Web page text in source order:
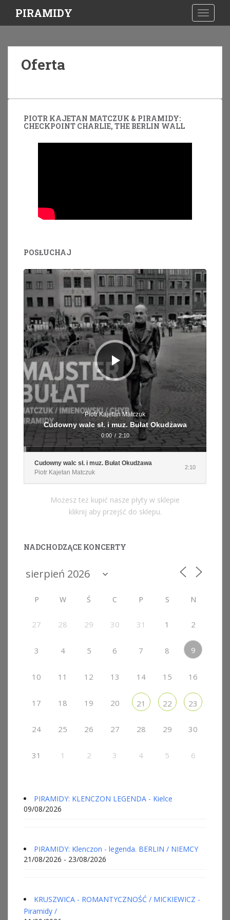
i
PIRAMIDY
Oferta
PIOTR KAJETAN MATCZUK & PIRAMIDY:
CHECKPOINT CHARLIE, THE BERLIN WALL
POSŁUCHAJ
Odtwarzacz
dźwiękowych
Piotr Kajetan Matczuk
Cudowny walc sł. i muz. Bułat Okudżawa
0:00 / 2:10
Cudowny walc sł. i muz. Bułat Okudżawa
Piotr Kajetan Matczuk
2:10
Możesz też kupić nasze płyty w sklepie
kliknij aby przejść do sklepu.
NADCHODZĄCE KONCERTY
P W Ś C P S N
27 28 29 30 31 1 2
3 4 5 6 7 8 9
10 11 12 13 14 15 16
17 18 19 20 21 22 23
24 25 26 27 28 29 30
31 1 2 3 4 5 6
PIRAMIDY: KLENCZON LEGENDA - Kielce
09/08/2026
PIRAMIDY: Klenczon - legenda. BERLIN / NIEMCY
21/08/2026 - 23/08/2026
KRUSZWICA - ROMANTYCZNOŚĆ / MICKIEWICZ -
Piramidy /